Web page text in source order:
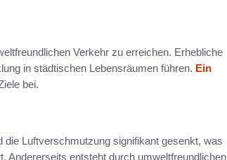
Verkehr zu erreichen. Erhebliche
in städtischen Lebensräumen führen. Ein
bei.
die Luftverschmutzung signifikant gesenkt, was
Andererseits entsteht durch umweltfreundlichen